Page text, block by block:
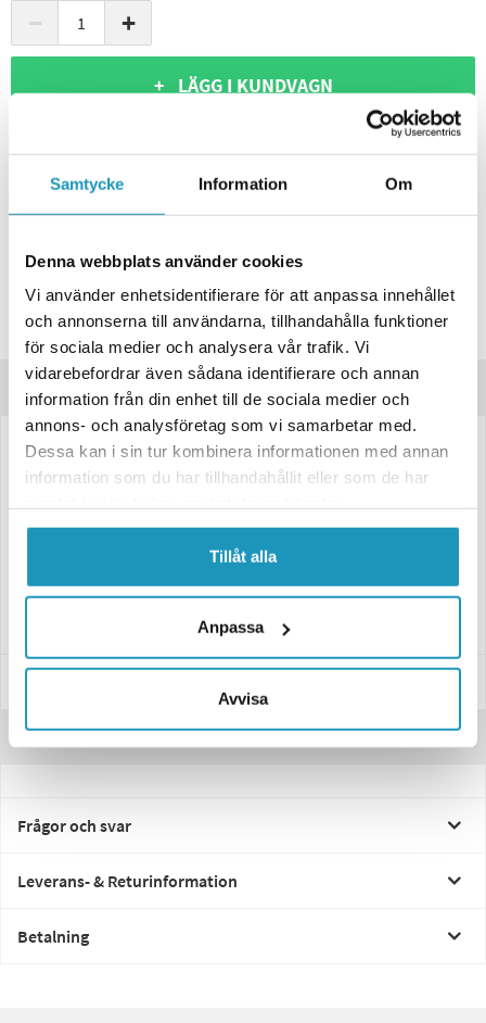
Samtycke Information Om
Denna webbplats använder cookies
Vi använder enhetsidentifierare för att anpassa innehållet
och annonserna till användarna, tillhandahålla funktioner
för sociala medier och analysera vår trafik. Vi
vidarebefordrar även sådana identifierare och annan
information från din enhet till de sociala medier och
annons- och analysföretag som vi samarbetar med.
Dessa kan i sin tur kombinera informationen med annan
information som du har tillhandahållit eller som de har
Tillåt alla
Anpassa
Avvisa
− +
+ LÄGG I KUNDVAGN
Skickas inom 4-6 Arbetsdagar
BUTIKSLAGER
I LAGER
Lägsta pris de senaste 30-dagarna:739 kr
Leverans- & Returinformation
Spara produkt
Frågor om produkten?
Produktinformation
Skärm i galvaniserad plåt.B237, H445, L860
Skärmen kan monteras på både höger och vänster sida. Våra skärmar
är en efter marknads produkt och skall fungera på många olika typer av
svårt att finna en design som liknar din originalskärm. Är detta viktigt
Recensioner
Frågor och svar
Leverans- & Returinformation
Betalning